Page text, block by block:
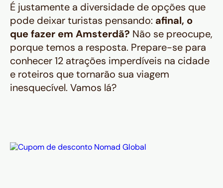
É justamente a diversidade de opções que
pode deixar turistas pensando: afinal, o
que fazer em Amsterdã? Não se preocupe,
porque temos a resposta. Prepare-se para
conhecer 12 atrações imperdíveis na cidade
e roteiros que tornarão sua viagem
inesquecível. Vamos lá?